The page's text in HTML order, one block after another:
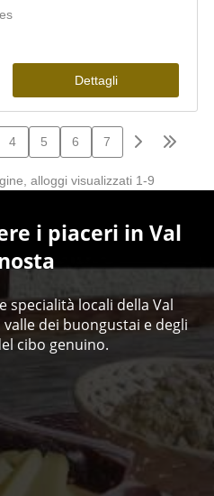
i piaceri in Val
specialità locali della Val
dei buongustai e degli
cibo genuino.